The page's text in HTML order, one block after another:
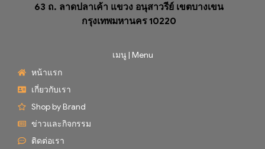
63 ถ. ลาดปลาเค้า แขวง อนุสาวรีย์ เขตบางเขน
กรุงเทพมหานคร 10220
เมนู | Menu
หน้าแรก
เกี่ยวกับเรา
Shop by Brand
ข่าวและกิจกรรม
ติดต่อเรา